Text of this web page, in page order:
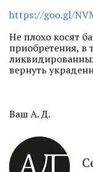
https://goo.gl/
Не плохо косят
приобретения, в
вернуть
Ваш А. Д.